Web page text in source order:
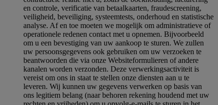
en controle, verificatie van betaalkaarten, fraudescreening,
veiligheid, beveiliging, systeemtests, onderhoud en statistische
analyse. Af en toe moeten we mogelijk om administratieve of
operationele redenen contact met u opnemen. Bijvoorbeeld
om u een bevestiging van uw aankoop te sturen. We zullen
uw persoonsgegevens ook gebruiken om uw verzoeken te
beantwoorden die via onze Websiteformulieren of andere
kanalen worden verzonden. Deze verwerkingsactiviteit is
vereist om ons in staat te stellen onze diensten aan u te
leveren. Wij kunnen uw gegevens verwerken op basis van
ons legitiem belang (naar behoren rekening houdend met uw